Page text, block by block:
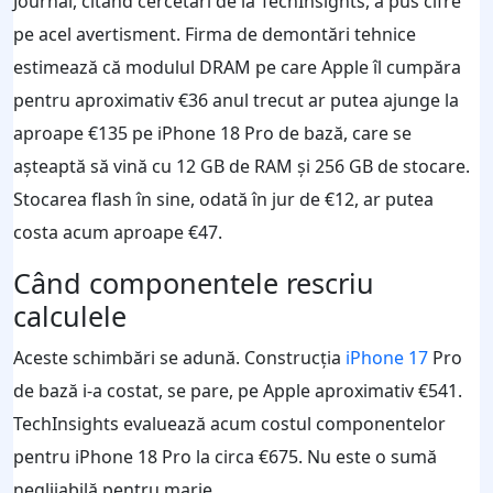
pe acel avertisment. Firma de demontări tehnice
estimează că modulul DRAM pe care Apple îl cumpăra
pentru aproximativ €36 anul trecut ar putea ajunge la
aproape €135 pe iPhone 18 Pro de bază, care se
așteaptă să vină cu 12 GB de RAM și 256 GB de stocare.
Stocarea flash în sine, odată în jur de €12, ar putea
costa acum aproape €47.
Când componentele rescriu
calculele
Aceste schimbări se adună. Construcția iPhone 17 Pro
de bază i-a costat, se pare, pe Apple aproximativ €541.
TechInsights evaluează acum costul componentelor
pentru iPhone 18 Pro la circa €675. Nu este o sumă